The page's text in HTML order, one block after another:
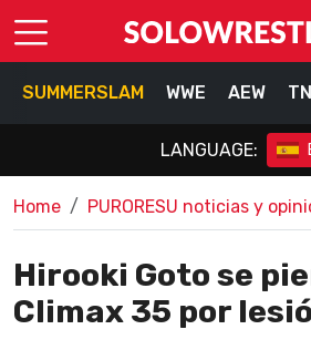
SUMMERSLAM WWE AEW
LANGUAGE:
Home PURORESU noticias y
Hirooki Goto se
Climax 35 por